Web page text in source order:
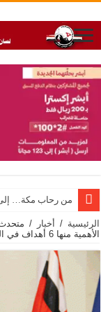
من رحاب مكة…
السلطة المحلية
الرئيسية / أخبار /
الأهمية منها 6 أهداف في السعودية و3 في الإمارات